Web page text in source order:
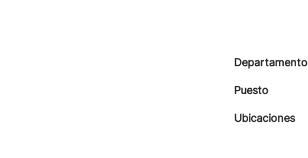
Departamento
Puesto
Ubicaciones